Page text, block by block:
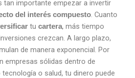
tan importante empezar a invertir
del interés compuesto. Cuanto
tu cartera, más tiempo
crezcan. A largo plazo,
de manera exponencial. Por
empresas sólidas dentro de
o salud, tu dinero puede